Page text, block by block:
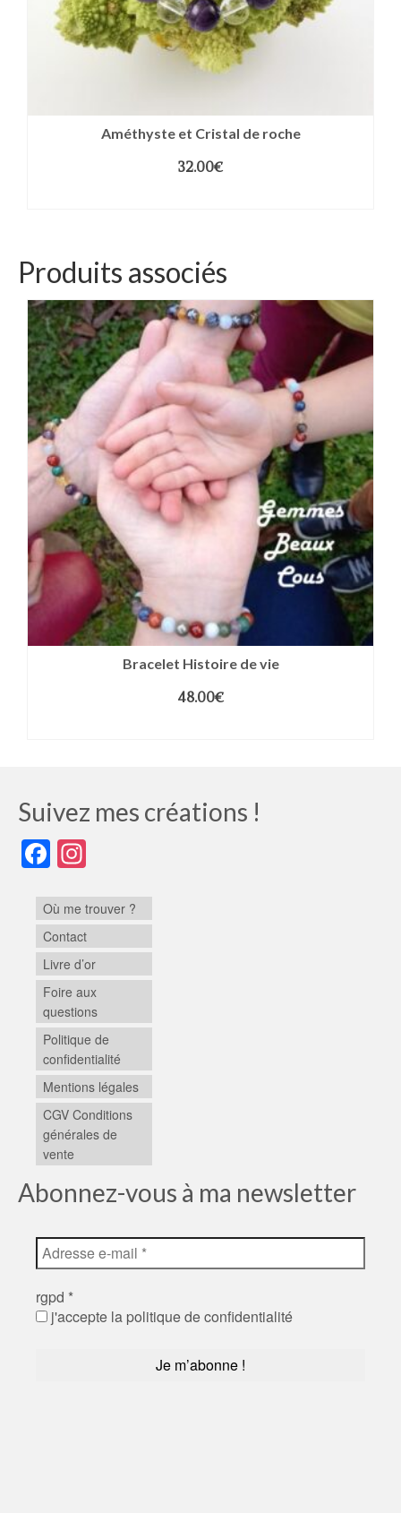
Améthyste et Cristal de roche
32.00€
Produits associés
Bracelet Histoire de vie
48.00€
Suivez mes créations !
Facebook
Où me trouver ?
Contact
Livre d’or
Foire aux
questions
Politique de
confidentialité
Mentions légales
CGV Conditions
générales de
vente
Abonnez-vous à ma newsletter
rgpd *
j'accepte la politique de confidentialité